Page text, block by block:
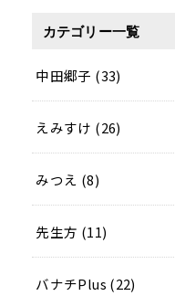
カテゴリー一覧
中田郷子 (33)
えみすけ (26)
みつえ (8)
先生方 (11)
バナチPlus (22)